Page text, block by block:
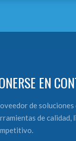
EN
de
de calidad,